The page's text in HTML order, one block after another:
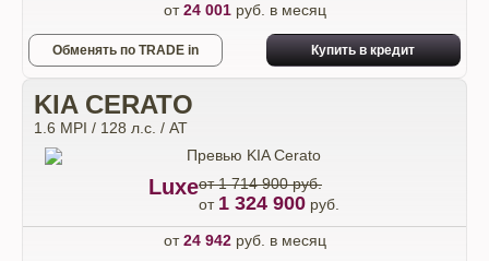
от24 001руб. в месяц
Обменять по TRADE in Купить в кредит
KIA CERATO
1.6 MPI / 128 л.с. / AT
Luxeот 1 714 900 руб.
от 1 324 900 руб.
от24 942руб. в месяц